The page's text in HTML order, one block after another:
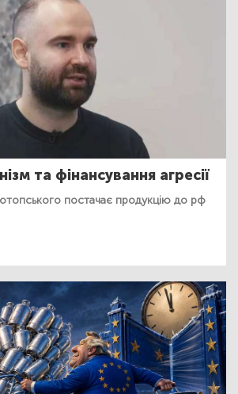
та фінансування агресії
постачає продукцію до рф